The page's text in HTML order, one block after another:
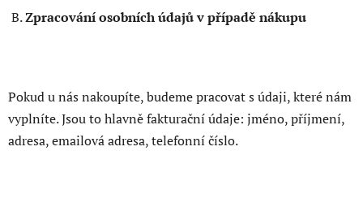
B.Zpracování osobních údajů v případě nákupu
Pokud u nás nakoupíte, budeme pracovat s údaji, které nám
vyplníte. Jsou to hlavně fakturační údaje: jméno, příjmení,
adresa, emailová adresa, telefonní číslo.